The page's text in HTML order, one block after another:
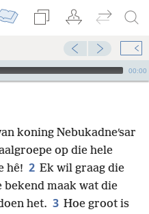
00:00
koning Nebukadneʹsar
op die hele
hê! 2 Ek wil graag die
bekend maak wat die
het. 3 Hoe groot is